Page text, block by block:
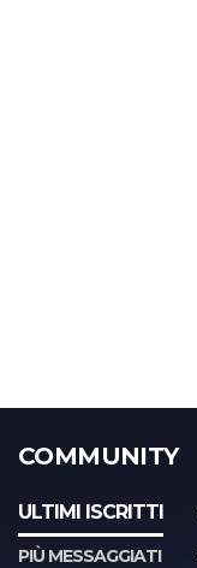
COMMUNITY
ULTIMI ISCRITTI
PIÙ MESSAGGIATI